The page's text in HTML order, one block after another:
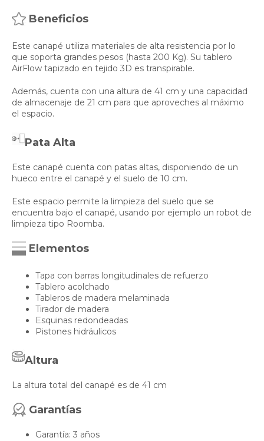
Beneficios
Este canapé utiliza materiales de alta resistencia por lo
que soporta grandes pesos (hasta 200 Kg). Su tablero
AirFlow tapizado en tejido 3D es transpirable.
Además, cuenta con una altura de 41 cm y una capacidad
de almacenaje de 21 cm para que aproveches al máximo
el espacio.
Pata Alta
Este canapé cuenta con patas altas, disponiendo de un
hueco entre el canapé y el suelo de 10 cm.
Este espacio permite la limpieza del suelo que se
encuentra bajo el canapé, usando por ejemplo un robot de
limpieza tipo Roomba.
Elementos
Tapa con barras longitudinales de refuerzo
Tablero acolchado
Tableros de madera melaminada
Tirador de madera
Esquinas redondeadas
Pistones hidráulicos
Altura
La altura total del canapé es de 41 cm
Garantías
Garantía: 3 años